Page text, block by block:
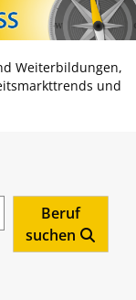
springen
springen
springen
springen
Weiterbildungen,
und
Beruf
suchen